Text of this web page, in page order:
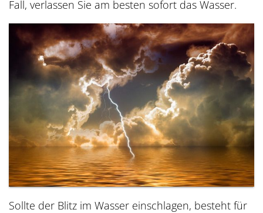
Fall, verlassen Sie am besten sofort das Wasser.
Sollte der Blitz im Wasser einschlagen, besteht für